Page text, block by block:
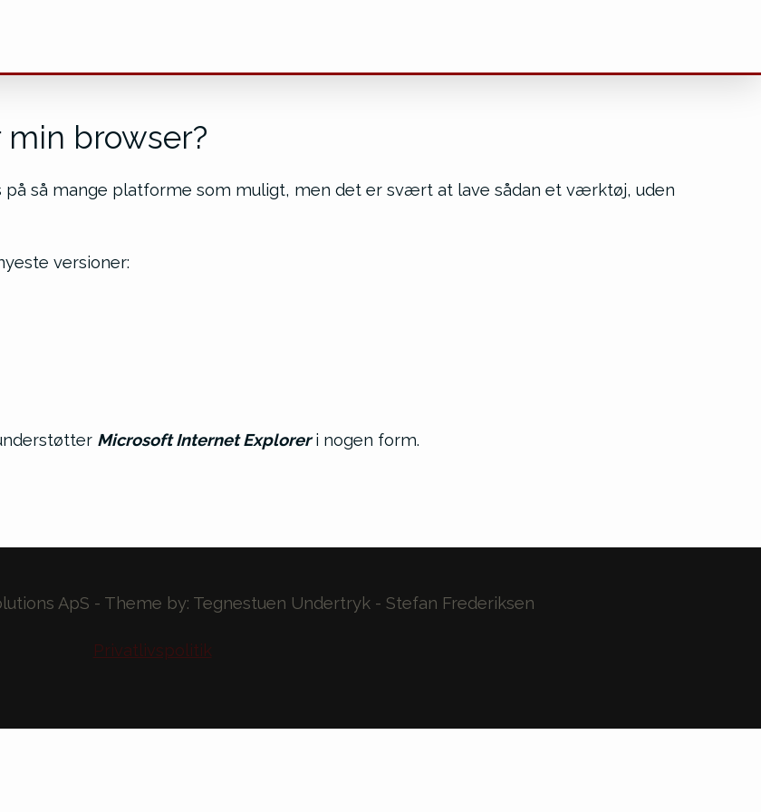
browser?
så mange platforme som muligt, men det er svært at lave sådan et værktøj, uden
versioner:
Microsoft Internet Exploreri nogen form.
ApS - Theme by: Tegnestuen Undertryk - Stefan Frederiksen
Privatlivspolitik